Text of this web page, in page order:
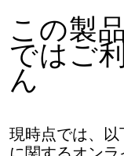
この製
ではご
ん
現時点では、